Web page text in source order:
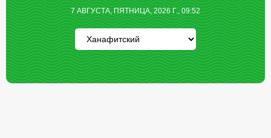
7 АВГУСТА, ПЯТНИЦА, 2026 Г., 09:52